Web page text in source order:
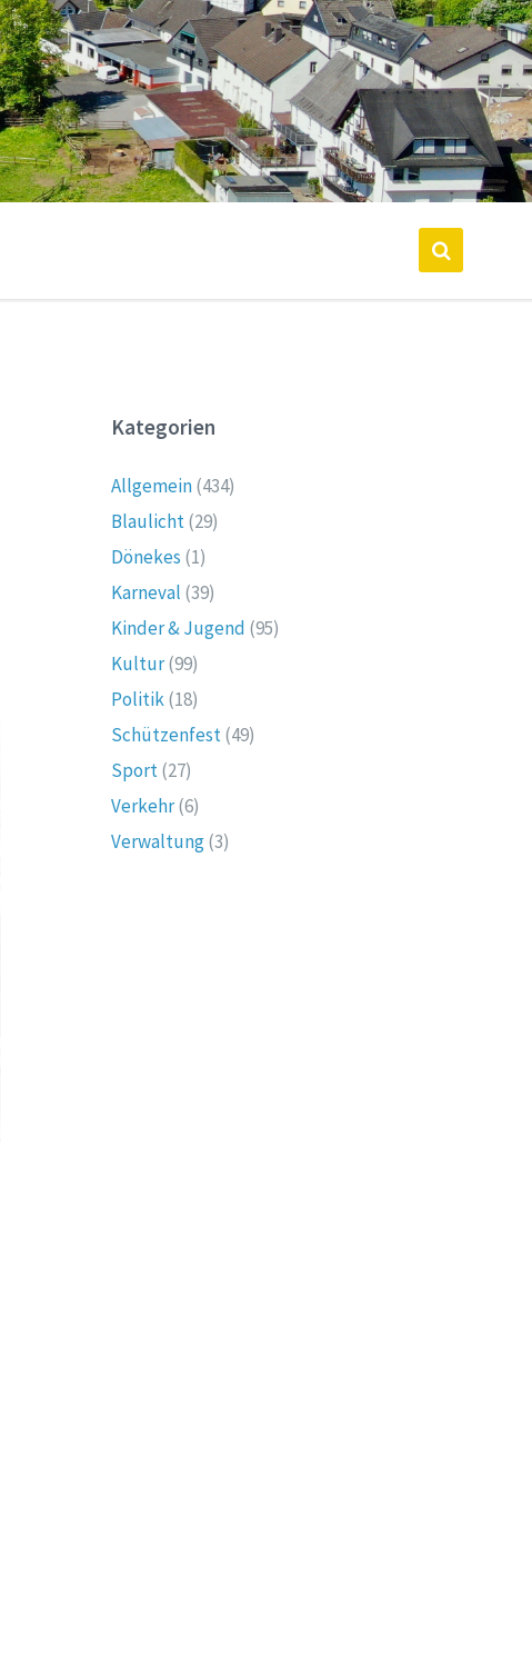
Kategorien
Allgemein(434)
Blaulicht(29)
Dönekes (1)
Karneval (39)
Kinder & Jugend (95)
Kultur(99)
Politik(18)
Schützenfest(49)
Sport(27)
Verkehr(6)
Verwaltung(3)